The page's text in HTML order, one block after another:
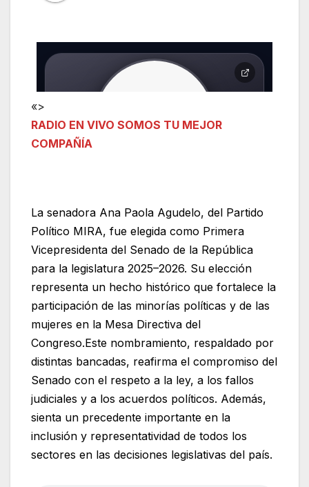
«>
RADIO EN VIVO SOMOS TU MEJOR
COMPAÑÍA
La senadora Ana Paola Agudelo, del Partido
Político MIRA, fue elegida como Primera
Vicepresidenta del Senado de la República
para la legislatura 2025–2026. Su elección
representa un hecho histórico que fortalece la
participación de las minorías políticas y de las
mujeres en la Mesa Directiva del
Congreso.Este nombramiento, respaldado por
distintas bancadas, reafirma el compromiso del
Senado con el respeto a la ley, a los fallos
judiciales y a los acuerdos políticos. Además,
sienta un precedente importante en la
inclusión y representatividad de todos los
sectores en las decisiones legislativas del país.